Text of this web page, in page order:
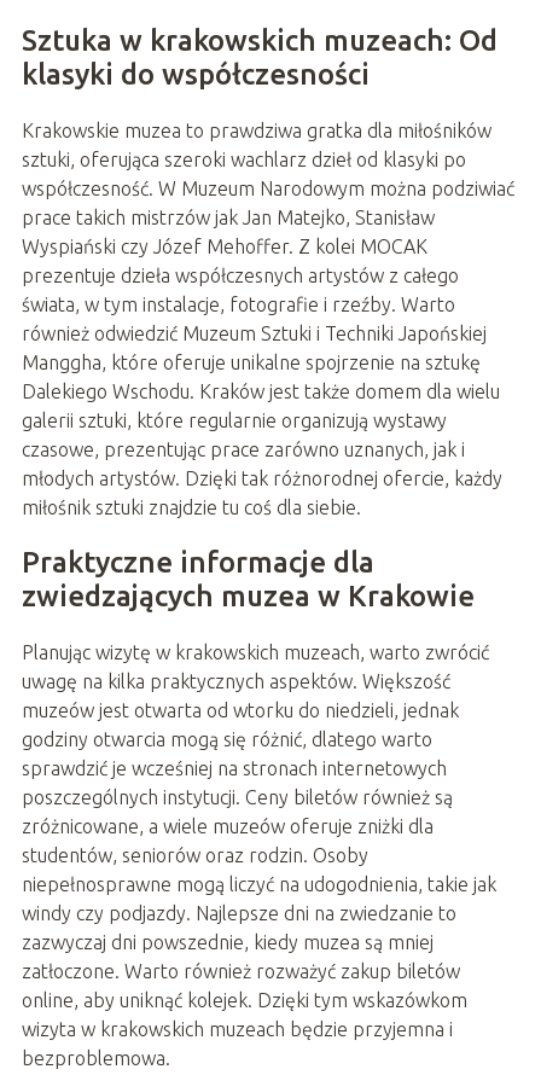
Sztuka w krakowskich muzeach: Od
klasyki do współczesności
Krakowskie muzea to prawdziwa gratka dla miłośników
sztuki, oferująca szeroki wachlarz dzieł od klasyki po
współczesność. W Muzeum Narodowym można podziwiać
prace takich mistrzów jak Jan Matejko, Stanisław
Wyspiański czy Józef Mehoffer. Z kolei MOCAK
prezentuje dzieła współczesnych artystów z całego
świata, w tym instalacje, fotografie i rzeźby. Warto
również odwiedzić Muzeum Sztuki i Techniki Japońskiej
Manggha, które oferuje unikalne spojrzenie na sztukę
Dalekiego Wschodu. Kraków jest także domem dla wielu
galerii sztuki, które regularnie organizują wystawy
czasowe, prezentując prace zarówno uznanych, jak i
młodych artystów. Dzięki tak różnorodnej ofercie, każdy
miłośnik sztuki znajdzie tu coś dla siebie.
Praktyczne informacje dla
zwiedzających muzea w Krakowie
Planując wizytę w krakowskich muzeach, warto zwrócić
uwagę na kilka praktycznych aspektów. Większość
muzeów jest otwarta od wtorku do niedzieli, jednak
godziny otwarcia mogą się różnić, dlatego warto
sprawdzić je wcześniej na stronach internetowych
poszczególnych instytucji. Ceny biletów również są
zróżnicowane, a wiele muzeów oferuje zniżki dla
studentów, seniorów oraz rodzin. Osoby
niepełnosprawne mogą liczyć na udogodnienia, takie jak
windy czy podjazdy. Najlepsze dni na zwiedzanie to
zazwyczaj dni powszednie, kiedy muzea są mniej
zatłoczone. Warto również rozważyć zakup biletów
online, aby uniknąć kolejek. Dzięki tym wskazówkom
wizyta w krakowskich muzeach będzie przyjemna i
bezproblemowa.